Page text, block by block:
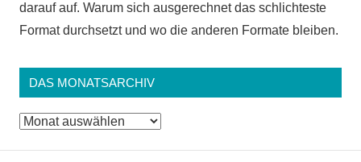
darauf auf. Warum sich ausgerechnet das schlichteste
Format durchsetzt und wo die anderen Formate bleiben.
DAS MONATSARCHIV
Das